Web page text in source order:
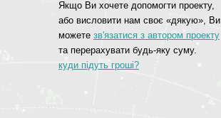
Якщо Ви хочете допомогти проекту,
або висловити нам своє «дякую», Ви
можете зв'язатися з автором проекту
та перерахувати будь-яку суму.
куди підуть гроші?